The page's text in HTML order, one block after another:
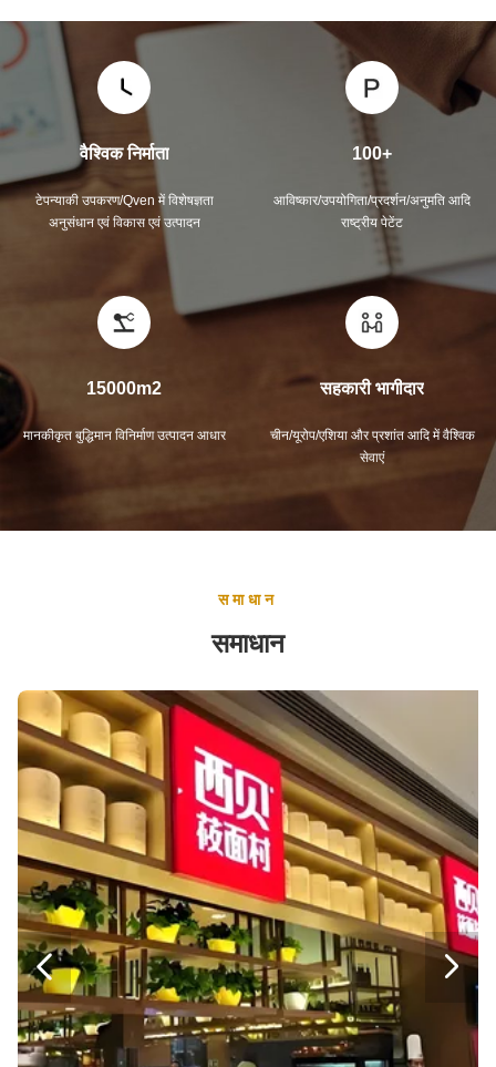
वैश्विक निर्माता
टेपन्याकी उपकरण/Qven में विशेषज्ञता
अनुसंधान एवं विकास एवं उत्पादन
100+
आविष्कार/उपयोगिता/प्रदर्शन/अनुमति आदि
राष्ट्रीय पेटेंट
15000m2
मानकीकृत बुद्धिमान विनिर्माण उत्पादन आधार
सहकारी भागीदार
चीन/यूरोप/एशिया और प्रशांत आदि में वैश्विक
सेवाएं
समाधान
समाधान
 